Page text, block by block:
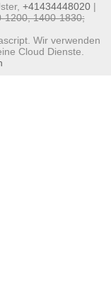
+41434448020|
1200, 1400-1830;
Wir verwenden
Cloud Dienste.